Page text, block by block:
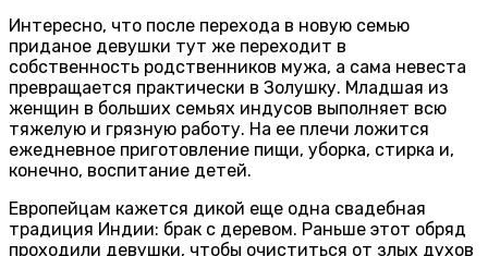
Интересно, что после перехода в новую семью
приданое девушки тут же переходит в
собственность родственников мужа, а сама невеста
превращается практически в Золушку. Младшая из
женщин в больших семьях индусов выполняет всю
тяжелую и грязную работу. На ее плечи ложится
ежедневное приготовление пищи, уборка, стирка и,
конечно, воспитание детей.
Европейцам кажется дикой еще одна свадебная
традиция Индии: брак с деревом. Раньше этот обряд
проходили девушки, чтобы очиститься от злых духов